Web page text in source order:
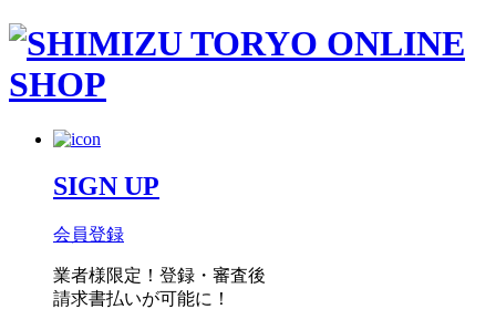
SIGN UP
会員登録
業者様限定！ 登録・審査後
請求書払いが可能に！